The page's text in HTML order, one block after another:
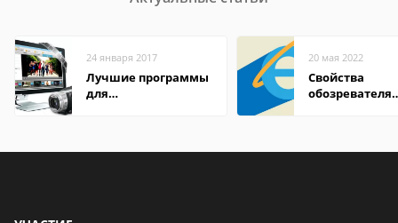
24 января 2017
Лучшие программы
для
20 мая 2022
Свойства
обозревателя